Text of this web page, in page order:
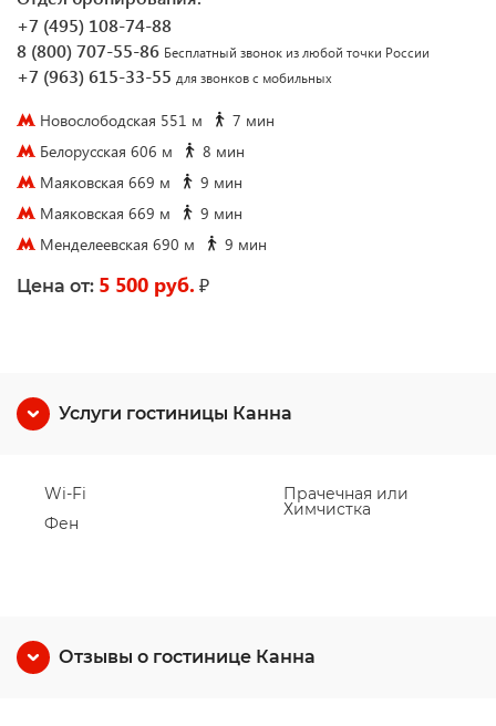
+7 (495) 108-74-88
8 (800) 707-55-86 Бесплатный звонок из любой точки России
+7 (963) 615-33-55 для звонков с мобильных
Новослободская 551 м
7 мин
Белорусская 606 м
8 мин
Маяковская 669 м
9 мин
Маяковская 669 м
9 мин
Менделеевская 690 м
9 мин
Цена от: 5 500 руб. ₽
Услуги гостиницы Канна
Wi-Fi
Фен
Прачечная или
Химчистка
Отзывы о гостинице Канна